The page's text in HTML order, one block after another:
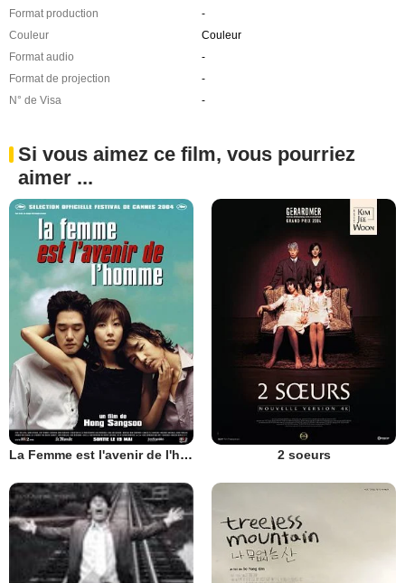
Format production
-
Couleur
Couleur
Format audio
-
Format de projection
-
N° de Visa
-
Si vous aimez ce film, vous pourriez
aimer ...
La Femme est l'avenir de l'homme 2 soeurs